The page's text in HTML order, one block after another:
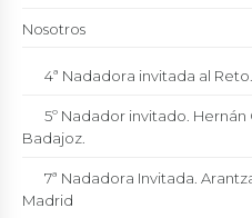
Nosotros
4ª Nadadora invitada al
5º Nadador invitado.
Badajoz.
7ª Nadadora Invitada.
Madrid